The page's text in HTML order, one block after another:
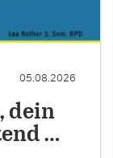
05.08.2026
dein
…